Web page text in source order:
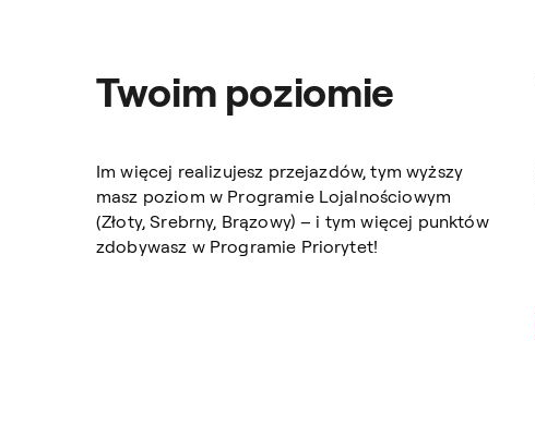
Twoim poziomie
Im więcej realizujesz przejazdów, tym wyższy
masz poziom w Programie Lojalnościowym
(Złoty, Srebrny, Brązowy) – i tym więcej punktów
zdobywasz w Programie Priorytet!